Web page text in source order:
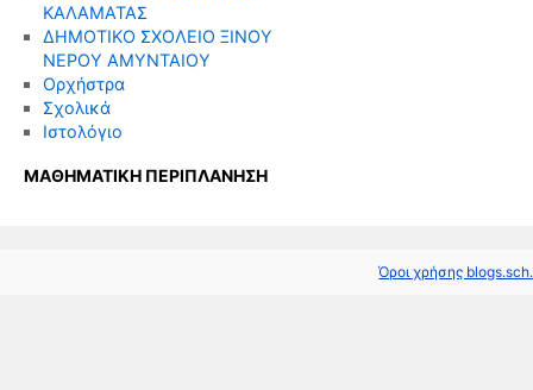
ΚΑΛΑΜΑΤΑΣ
ΔΗΜΟΤΙΚΟ ΣΧΟΛΕΙΟ ΞΙΝΟΥ
ΝΕΡΟΥ ΑΜΥΝΤΑΙΟΥ
Ορχήστρα
Σχολικά
Ιστολόγιο
ΜΑΘΗΜΑΤΙΚΗ ΠΕΡΙΠΛΑΝΗΣΗ
Όροι χρήσης